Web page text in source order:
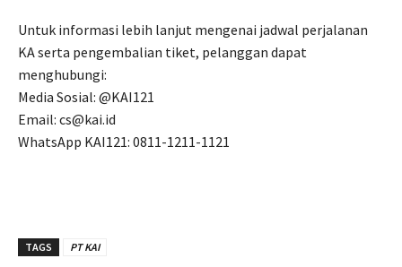
Untuk informasi lebih lanjut mengenai jadwal perjalanan
KA serta pengembalian tiket, pelanggan dapat
menghubungi:
Media Sosial: @KAI121
Email: cs@kai.id
WhatsApp KAI121: 0811-1211-1121
TAGS PT KAI